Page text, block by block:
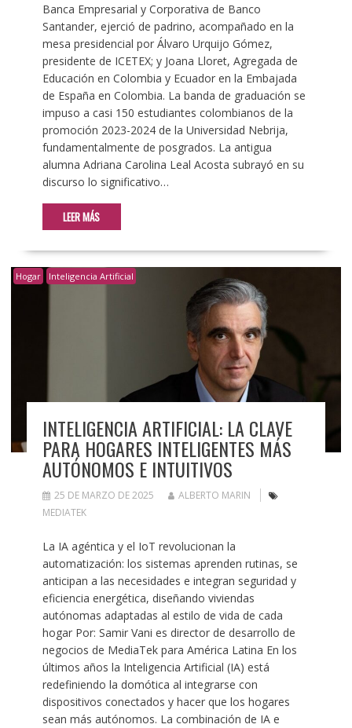
Banca Empresarial y Corporativa de Banco
Santander, ejerció de padrino, acompañado en la
mesa presidencial por Álvaro Urquijo Gómez,
presidente de ICETEX; y Joana Lloret, Agregada de
Educación en Colombia y Ecuador en la Embajada
de España en Colombia. La banda de graduación se
impuso a casi 150 estudiantes colombianos de la
promoción 2023-2024 de la Universidad Nebrija,
fundamentalmente de posgrados. La antigua
alumna Adriana Carolina Leal Acosta subrayó en su
discurso lo significativo…
LEER MÁS
Hogar Inteligencia Artificial
INTELIGENCIA ARTIFICIAL: LA CLAVE
PARA HOGARES INTELIGENTES MÁS
AUTÓNOMOS E INTUITIVOS
25 DE MARZO DE 2025
ALBERTO MARIN
MEDIATEK
La IA agéntica y el IoT revolucionan la
automatización: los sistemas aprenden rutinas, se
anticipan a las necesidades e integran seguridad y
eficiencia energética, diseñando viviendas
autónomas adaptadas al estilo de vida de cada
hogar Por: Samir Vani es director de desarrollo de
negocios de MediaTek para América Latina En los
últimos años la Inteligencia Artificial (IA) está
redefiniendo la domótica al integrarse con
dispositivos conectados y hacer que los hogares
sean más autónomos. La combinación de IA e